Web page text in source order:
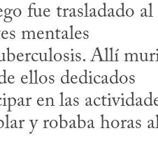
fue trasladado al
mentales
Allí
ellos dedicados
en las
y robaba horas